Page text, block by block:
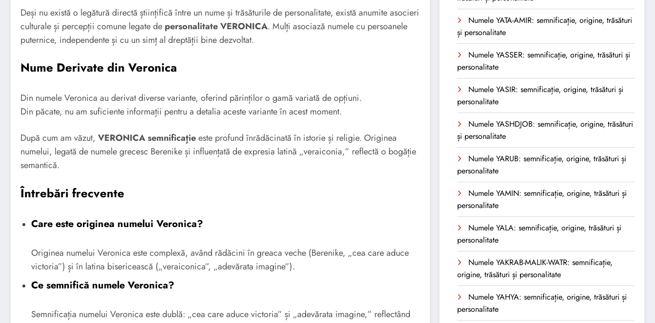
Deși nu există o legătură directă științifică între un nume și trăsăturile de personalitate, există anumite asocieri
culturale și percepții comune legate de personalitate VERONICA. Mulți asociază numele cu persoanele
puternice, independente și cu un simț al dreptății bine dezvoltat.
Nume Derivate din Veronica
Din numele Veronica au derivat diverse variante, oferind părinților o gamă variată de opțiuni.
Din păcate, nu am suficiente informații pentru a detalia aceste variante în acest moment.
După cum am văzut, VERONICA semnificațieeste profund înrădăcinată în istorie și religie. Originea
numelui, legată de numele grecesc Berenike și influențată de expresia latină „veraiconia,” reflectă o bogăție
semantică.
Întrebări frecvente
Care este originea numelui Veronica?
Originea numelui Veronica este complexă, având rădăcini în greaca veche (Berenike, „cea care aduce
victoria”) și în latina bisericească („veraiconica”, „adevărata imagine”).
Ce semnifică numele Veronica?
Semnificația numelui Veronica este dublă: „cea care aduce victoria” și „adevărata imagine,” reflectând
Numele YATA-AMIR: semnificație, origine, trăsături
și personalitate
Numele YASSER: semnificație, origine, trăsături și
personalitate
Numele YASIR: semnificație, origine, trăsături și
personalitate
Numele YASHDJOB: semnificație, origine, trăsături
și personalitate
Numele YARUB: semnificație, origine, trăsături și
personalitate
Numele YAMIN: semnificație, origine, trăsături și
personalitate
Numele YALA: semnificație, origine, trăsături și
personalitate
Numele YAKRAB-MALIK-WATR: semnificație,
origine, trăsături și personalitate
Numele YAHYA: semnificație, origine, trăsături și
personalitate